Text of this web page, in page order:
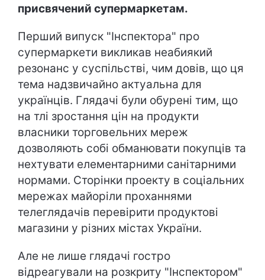
присвячений супермаркетам.
Перший випуск "Інспектора" про
супермаркети викликав неабиякий
резонанс у суспільстві, чим довів, що ця
тема надзвичайно актуальна для
українців. Глядачі були обурені тим, що
на тлі зростання цін на продукти
власники торговельних мереж
дозволяють собі обманювати покупців та
нехтувати елементарними санітарними
нормами. Сторінки проекту в соціальних
мережах майоріли проханнями
телеглядачів перевірити продуктові
магазини у різних містах України.
Але не лише глядачі гостро
відреагували на розкриту "Інспектором"